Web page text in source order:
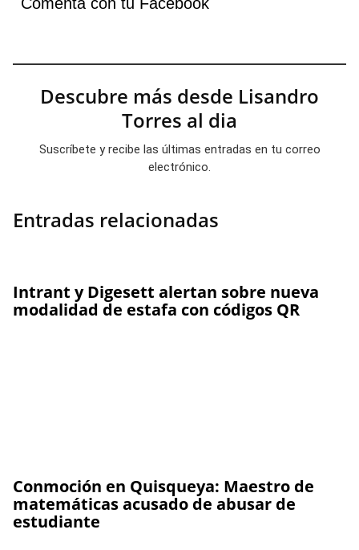
Descubre más desde Lisandro
Torres al dia
Suscríbete y recibe las últimas entradas en tu correo
electrónico.
Entradas relacionadas
Intrant y Digesett alertan sobre nueva
modalidad de estafa con códigos QR
Conmoción en Quisqueya: Maestro de
matemáticas acusado de abusar de
estudiante